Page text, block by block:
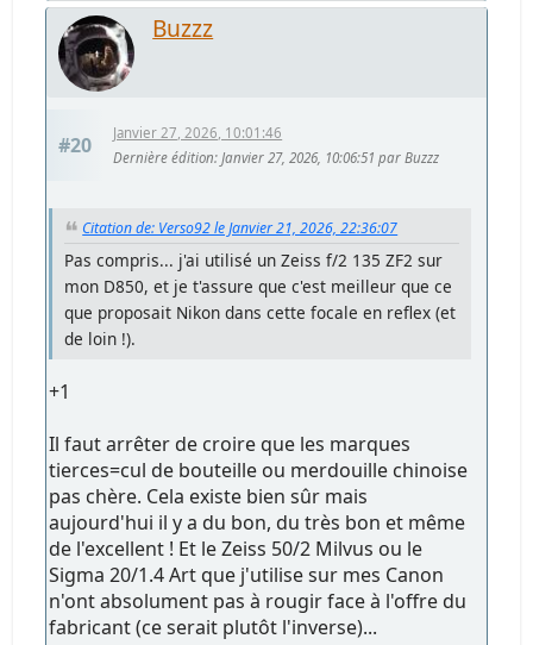
Buzzz
#20
Janvier 27, 2026, 10:01:46
Dernière édition: Janvier 27, 2026, 10:06:51 par Buzzz
Citation de: Verso92 le Janvier 21, 2026, 22:36:07
Pas compris... j'ai utilisé un Zeiss f/2 135 ZF2 sur
mon D850, et je t'assure que c'est meilleur que ce
que proposait Nikon dans cette focale en reflex (et
de loin !).
+1
Il faut arrêter de croire que les marques
tierces=cul de bouteille ou merdouille chinoise
pas chère. Cela existe bien sûr mais
aujourd'hui il y a du bon, du très bon et même
de l'excellent ! Et le Zeiss 50/2 Milvus ou le
Sigma 20/1.4 Art que j'utilise sur mes Canon
n'ont absolument pas à rougir face à l'offre du
fabricant (ce serait plutôt l'inverse)...